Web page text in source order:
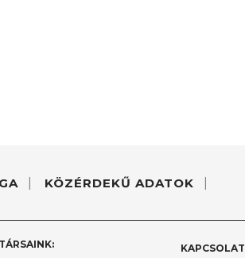
KÖZÉRDEKŰ ADATOK
KAPCSOLAT